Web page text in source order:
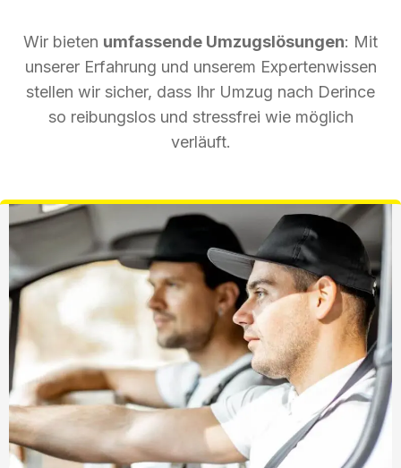
Wir bieten umfassende Umzugslösungen: Mit
unserer Erfahrung und unserem Expertenwissen
stellen wir sicher, dass Ihr Umzug nach Derince
so reibungslos und stressfrei wie möglich
verläuft.